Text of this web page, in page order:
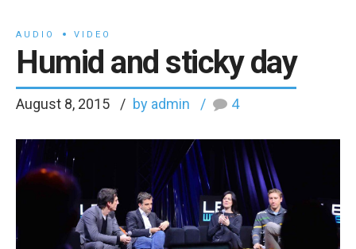
AUDIO VIDEO
Humid and sticky day
August 8, 2015 by admin 4